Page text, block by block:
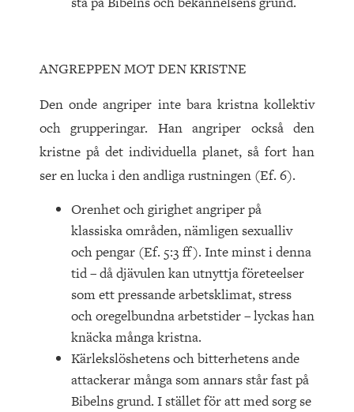
ANGREPPEN MOT DEN KRISTNE
Den onde angriper inte bara kristna kollektiv
och grupperingar. Han angriper också den
kristne på det individuella planet, så fort han
ser en lucka i den andliga rustningen (Ef. 6).
Orenhet och girighet angriper på
klassiska områden, nämligen sexualliv
och pengar (Ef. 5:3 ff). Inte minst i denna
tid – då djävulen kan utnyttja företeelser
som ett pressande arbetsklimat, stress
och oregelbundna arbetstider – lyckas han
knäcka många kristna.
Kärlekslöshetens och bitterhetens ande
attackerar många som annars står fast på
Bibelns grund. I stället för att med sorg se